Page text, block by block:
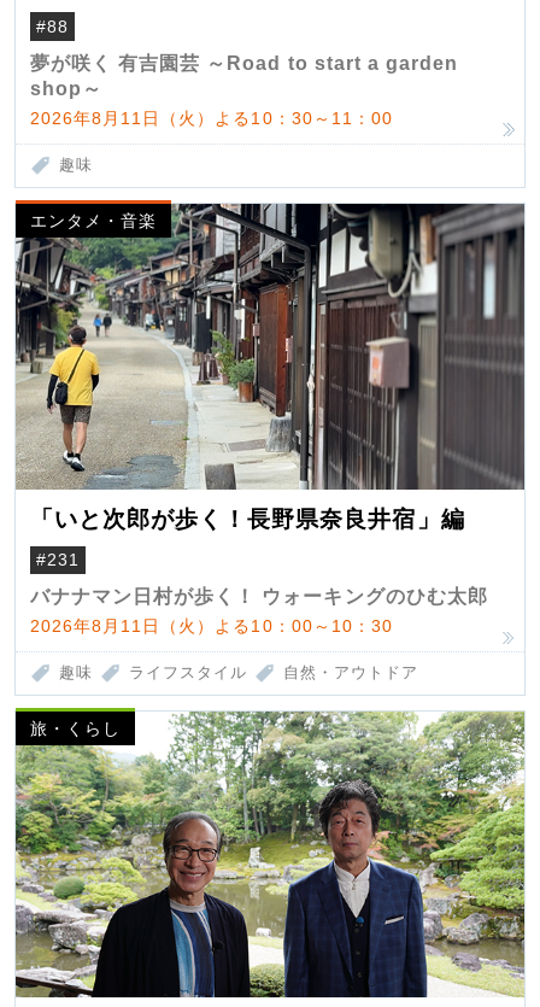
#88
夢が咲く 有吉園芸 ～Road to start a garden
shop～
2026年8月11日（火）よる10：30～11：00
趣味
エンタメ・音楽
「いと次郎が歩く！長野県奈良井宿」編
#231
バナナマン日村が歩く！ ウォーキングのひむ太郎
2026年8月11日（火）よる10：00～10：30
趣味 ライフスタイル 自然・アウトドア
旅・くらし